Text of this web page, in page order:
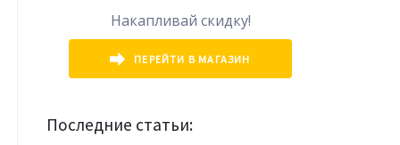
Накапливай скидку!
ПЕРЕЙТИ В МАГАЗИН
Последние статьи: